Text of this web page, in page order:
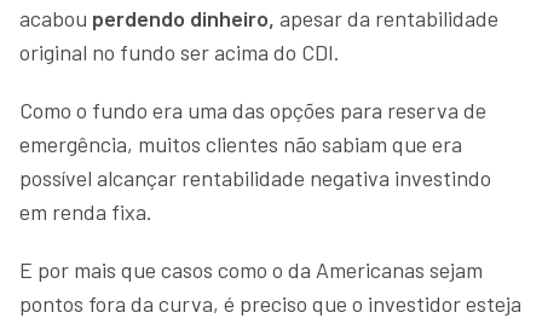
acabou perdendo dinheiro, apesar da rentabilidade
original no fundo ser acima do CDI.
Como o fundo era uma das opções para reserva de
emergência, muitos clientes não sabiam que era
possível alcançar rentabilidade negativa investindo
em renda fixa.
E por mais que casos como o da Americanas sejam
pontos fora da curva, é preciso que o investidor esteja